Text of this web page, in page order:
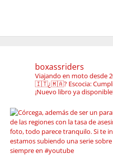
boxassriders
Viajando en moto desde
🇮🇹¿🇲🇦?Escocia:
¡Nuevo libro ya